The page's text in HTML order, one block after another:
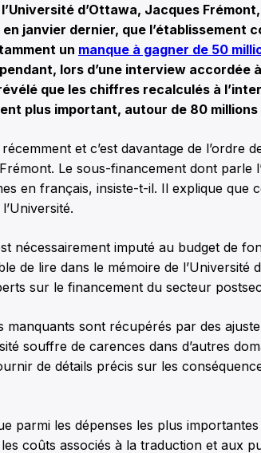
d’Ottawa, Jacques
janvier dernier, que l’établissement
un manque à gagner de 50
lors d’une interview accordée à
que les chiffres recalculés à
plus important, autour de 80 millions
et c’est davantage de l’ordre
Le sous-financement dont parle
en français, insiste-t-il. Il explique que
nécessairement imputé au budget de
de lire dans le mémoire de l’Université
sur le financement du secteur
manquants sont récupérés par des
souffre de carences dans d’autres
de détails précis sur les
parmi les dépenses les plus
coûts associés à la traduction et aux